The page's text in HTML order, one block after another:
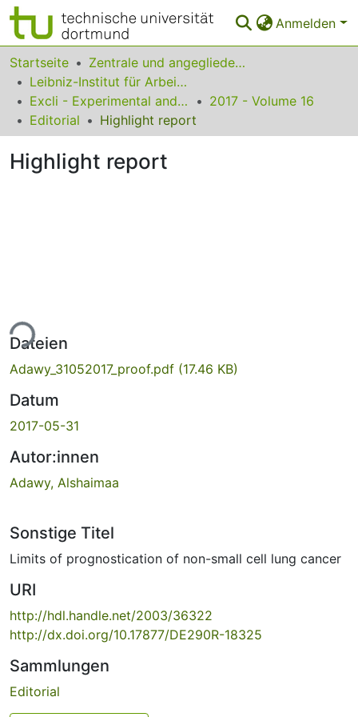
Anmelden
Bereiche & Sammlungen
Das gesamte Repositorium
Statistiken
FAQ
Startseite
Zentrale und angegliederte Institute
Leibniz-Institut für Arbeitsforschung an der TU Dortmund
Excli - Experimental and Clinical Sciences
2017 - Volume 16
Editorial
Highlight report
Highlight report
Dateien
Adawy_31052017_proof.pdf (17.46 KB)
Datum
2017-05-31
Autor:innen
Adawy, Alshaimaa
Sonstige Titel
Limits of prognostication of non-small cell lung cancer
URI
http://hdl.handle.net/2003/36322
http://dx.doi.org/10.17877/DE290R-18325
Sammlungen
Editorial